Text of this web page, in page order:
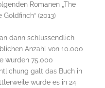
Romanen „The
(2013)
dann schlussendlich
Anzahl von 10.000
wurden 75.000
galt das Buch in
wurde es in 24